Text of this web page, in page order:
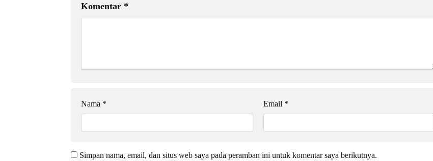
Komentar *
Nama * Email *
Simpan nama, email, dan situs web saya pada peramban ini untuk komentar saya berikutnya.